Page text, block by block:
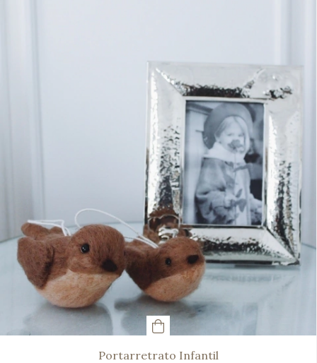
Portarretrato Infantil